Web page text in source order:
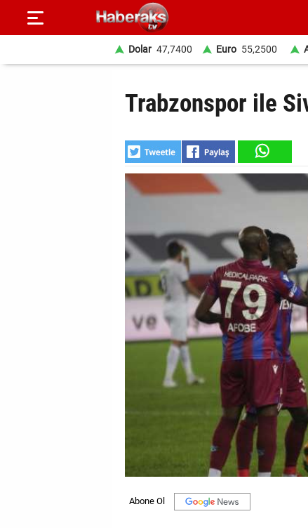
Dolar 47,7400 Euro 55,2500
Trabzonspor ile